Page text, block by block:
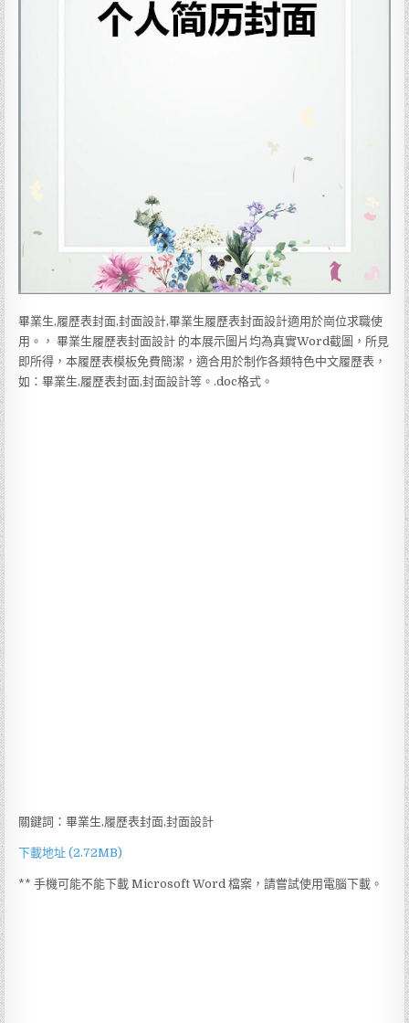
畢業生,履歷表封面,封面設計,畢業生履歷表封面設計適用於崗位求職使
用。， 畢業生履歷表封面設計 的本展示圖片均為真實Word截圖，所見
即所得，本履歷表模板免費簡潔，適合用於制作各類特色中文履歷表，
如：畢業生,履歷表封面,封面設計等。.doc格式。
關鍵詞：畢業生,履歷表封面,封面設計
下載地址 (2.72MB)
** 手機可能不能下載 Microsoft Word 檔案，請嘗試使用電腦下載。